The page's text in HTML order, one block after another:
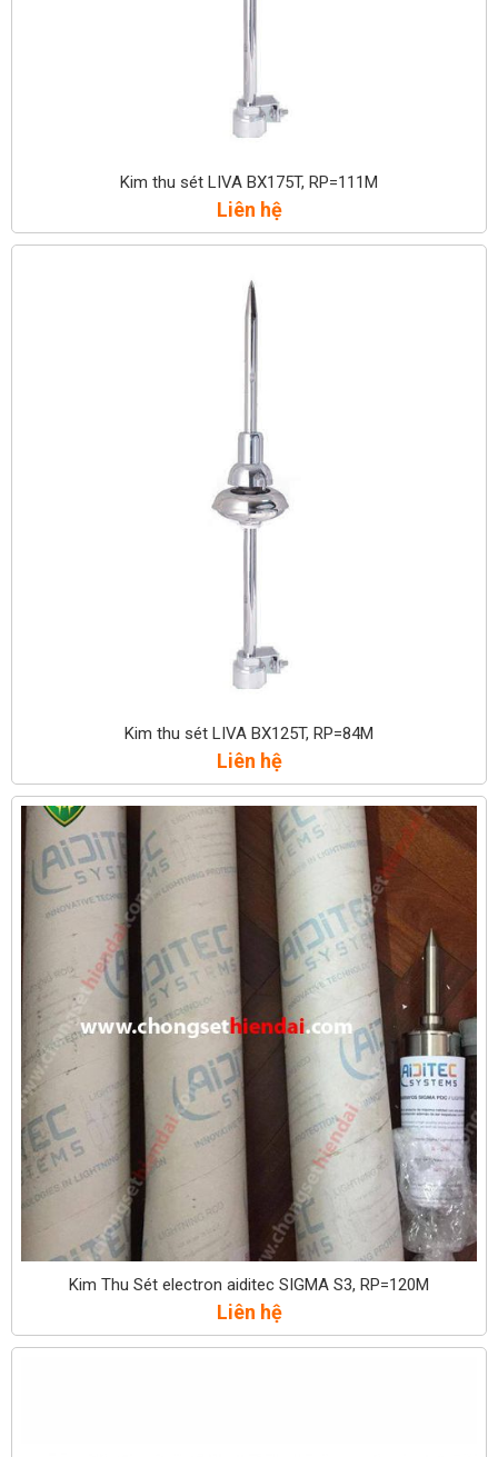
Kim thu sét LIVA BX175T, RP=111M
Liên hệ
Kim thu sét LIVA BX125T, RP=84M
Liên hệ
Kim Thu Sét electron aiditec SIGMA S3, RP=120M
Liên hệ